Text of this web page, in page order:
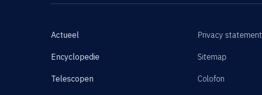
Actueel
Encyclopedie
Telescopen
Privacy statement
Sitemap
Colofon